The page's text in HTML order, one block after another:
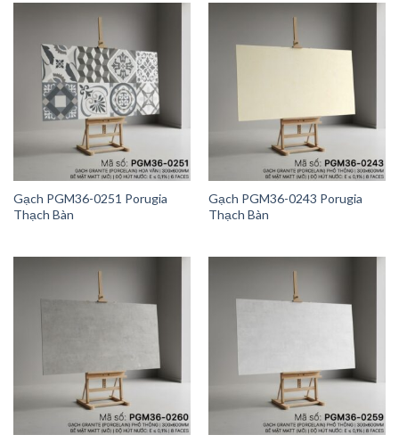
Gạch PGM36-0251 Porugia
Thạch Bàn
Gạch PGM36-0243 Porugia
Thạch Bàn